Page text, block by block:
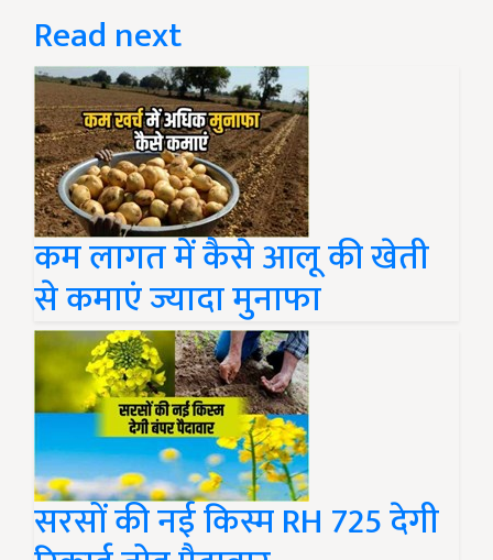
Read next
कम लागत में कैसे आलू की खेती
से कमाएं ज्यादा मुनाफा
सरसों की नई किस्म RH 725 देगी